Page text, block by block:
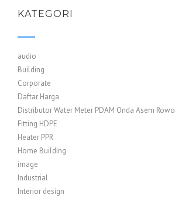
KATEGORI
audio
Building
Corporate
Daftar Harga
Distributor Water Meter PDAM Onda Asem Rowo
Fitting HDPE
Heater PPR
Home Building
image
Industrial
Interior design